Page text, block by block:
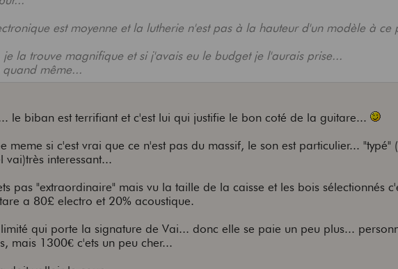
est moyenne et la lutherie n'est pas à la hauteur d'un modèle à ce
la trouve magnifique et si j'avais eu le budget je l'aurais prise...
quand même...
le biban est terrifiant et c'est lui qui justifie le bon coté de la guitare...
meme si c'est vrai que ce n'est pas du massif, le son est particulier... "typé"
interessant...
pas "extraordinaire" mais vu la taille de la caisse et les bois sélectionnés
a 80£ electro et 20% acoustique.
qui porte la signature de Vai... donc elle se paie un peu plus...
mais 1300€ c'ets un peu cher...